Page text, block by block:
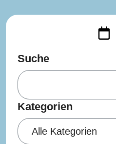
Suche
Kategorien